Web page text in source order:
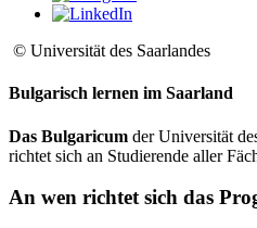
© Universität des Saarlandes
Bulgarisch lernen im Saarland
Das Bulgaricum der Universität
richtet sich an Studierende aller
An wen richtet sich das